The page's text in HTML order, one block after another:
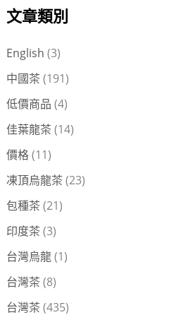
關
:
文章類別
English (3)
中國茶 (191)
低價商品 (4)
佳葉龍茶 (14)
價格(11)
凍頂烏龍茶 (23)
包種茶 (21)
印度茶 (3)
台灣烏龍(1)
台灣茶 (8)
台灣茶 (435)